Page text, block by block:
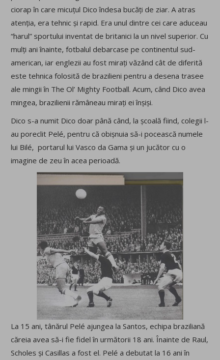
ciorap în care micuțul Dico îndesa bucăți de ziar. A atras
atenția, era tehnic și rapid. Era unul dintre cei care aduceau
“harul” sportului inventat de britanici la un nivel superior. Cu
mulți ani înainte, fotbalul debarcase pe continentul sud-
american, iar englezii au fost mirați văzând cât de diferită
este tehnica folosită de brazilieni pentru a desena trasee
ale mingii în The Ol’ Mighty Football. Acum, când Dico avea
mingea, brazilienii rămâneau mirați ei înșiși.
Dico s-a numit Dico doar până când, la școală fiind, colegii l-
au poreclit Pelé, pentru că obișnuia să-i pocească numele
lui Bilé, portarul lui Vasco da Gama și un jucător cu o
imagine de zeu în acea perioadă.
La 15 ani, tânărul Pelé ajungea la Santos, echipa braziliană
căreia avea să-i fie fidel în următorii 18 ani. Înainte de Raul,
Scholes și Casillas a fost el. Pelé a debutat la 16 ani în